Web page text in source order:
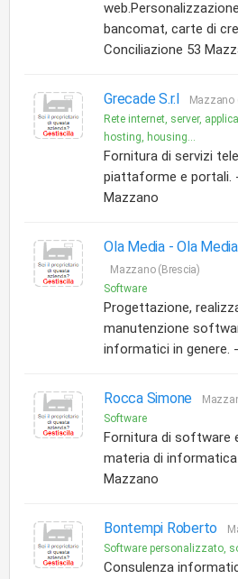
bancomat, carte di
Conciliazione 53
Grecade S.r.l
Mazzano
Rete internet, server,
hosting, housing...
Fornitura di servizi
piattaforme e portali.
Mazzano
Ola Media -Ola
Mazzano (Brescia)
Software
Progettazione,
manutenzione
informatici in genere.
Rocca Simone
Software
Fornitura di software
materia di
Mazzano
Bontempi Roberto
Software personalizzato,
Consulenza